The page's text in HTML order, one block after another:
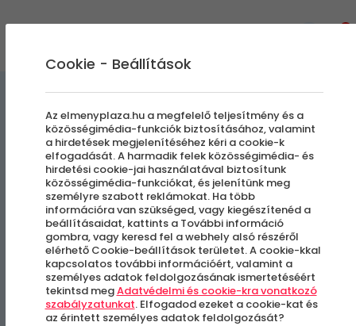
Árnyas Vendégházak
Utószezon Hétvégén is
felhasználható
Balatonalmádi
Cookie - Beállítások
Az elmenyplaza.hu a megfelelő teljesítmény és a
közösségimédia-funkciók biztosításához, valamint
a hirdetések megjelenítéséhez kéri a cookie-k
elfogadását. A harmadik felek közösségimédia- és
hirdetési cookie-jai használatával biztosítunk
közösségimédia-funkciókat, és jelenítünk meg
személyre szabott reklámokat. Ha több
információra van szükséged, vagy kiegészítenéd a
beállításaidat, kattints a További információ
gombra, vagy keresd fel a webhely alsó részéről
elérhető Cookie-beállítások területet. A cookie-kkal
kapcsolatos további információért, valamint a
személyes adatok feldolgozásának ismertetéséért
tekintsd megAdatvédelmi és cookie-kra vonatkozó
szabályzatunkat. Elfogadod ezeket a cookie-kat és
az érintett személyes adatok feldolgozását?